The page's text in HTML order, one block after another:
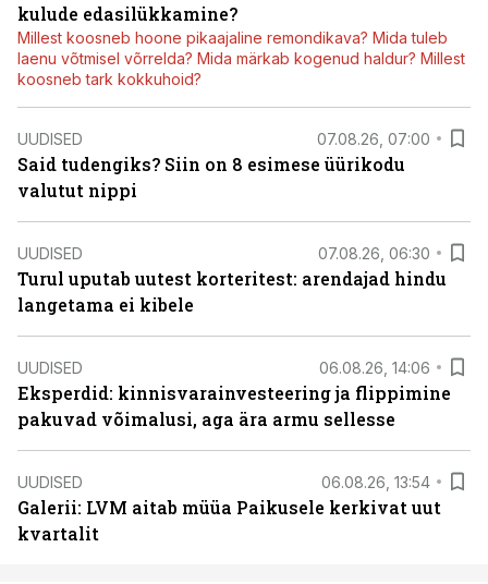
kulude edasilükkamine?
Millest koosneb hoone pikaajaline remondikava? Mida tuleb
laenu võtmisel võrrelda? Mida märkab kogenud haldur? Millest
koosneb tark kokkuhoid?
UUDISED 07.08.26, 07:00
Said tudengiks? Siin on 8 esimese üürikodu
valutut nippi
UUDISED 07.08.26, 06:30
Turul uputab uutest korteritest: arendajad hindu
langetama ei kibele
UUDISED 06.08.26, 14:06
Eksperdid: kinnisvarainvesteering ja flippimine
pakuvad võimalusi, aga ära armu sellesse
UUDISED 06.08.26, 13:54
Galerii: LVM aitab müüa Paikusele kerkivat uut
kvartalit